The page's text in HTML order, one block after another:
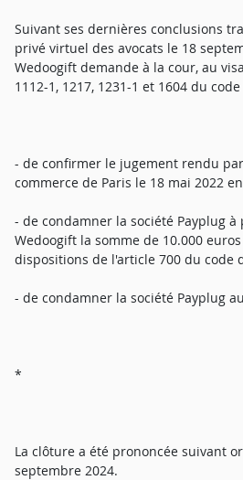
Suivant ses dernières conclusions
privé virtuel des avocats le 18
Wedoogift demande à la cour, au
1112-1, 1217, 1231-1 et 1604 du
- de confirmer le jugement rendu
commerce de Paris le 18 mai 2022
- de condamner la société Payplug à
Wedoogift la somme de 10.000
dispositions de l'article 700 du code
- de condamner la société Payplug
*
La clôture a été prononcée suivant
septembre 2024.